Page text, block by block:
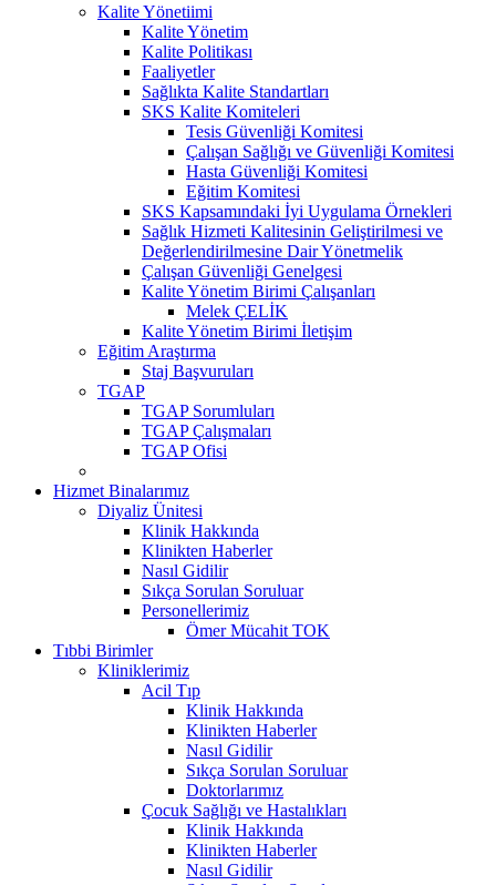
Kalite Yönetiimi
Kalite Yönetim
Kalite Politikası
Faaliyetler
Sağlıkta Kalite Standartları
SKS Kalite Komiteleri
Tesis Güvenliği Komitesi
Çalışan Sağlığı ve Güvenliği Komitesi
Hasta Güvenliği Komitesi
Eğitim Komitesi
SKS Kapsamındaki İyi Uygulama Örnekleri
Sağlık Hizmeti Kalitesinin Geliştirilmesi ve
Değerlendirilmesine Dair Yönetmelik
Çalışan Güvenliği Genelgesi
Kalite Yönetim Birimi Çalışanları
Melek ÇELİK
Kalite Yönetim Birimi İletişim
Eğitim Araştırma
Staj Başvuruları
TGAP
TGAP Sorumluları
TGAP Çalışmaları
TGAP Ofisi
Hizmet Binalarımız
Diyaliz Ünitesi
Klinik Hakkında
Klinikten Haberler
Nasıl Gidilir
Sıkça Sorulan Soruluar
Personellerimiz
Ömer Mücahit TOK
Tıbbi Birimler
Kliniklerimiz
Acil Tıp
Klinik Hakkında
Klinikten Haberler
Nasıl Gidilir
Sıkça Sorulan Soruluar
Doktorlarımız
Çocuk Sağlığı ve Hastalıkları
Klinik Hakkında
Klinikten Haberler
Nasıl Gidilir